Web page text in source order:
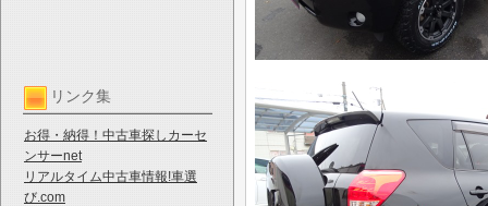
リンク集
お得・納得！中古車探しカーセ
ンサーnet
リアルタイム中古車情報!車選
び.com